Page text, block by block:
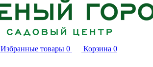
Избранные товары 0 Корзина 0